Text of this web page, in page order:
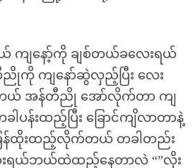
ကျနော့်ကို ချစ်တယ်ခလေးရယ်
ကျနော်ဆွဲလှည့်ပြီး လေး
ယ် အန်တီညို အော်လိုက်တာ ကျ
ပန်းထည့်ပြီး ခြောင်ကျိလာတာနဲ့
မြန်ထိုးထည့်လိုက်တယ် တခါတည်း
ားရယ်ဘယ်ထဲထည့်နေတာလဲ “”လိုး